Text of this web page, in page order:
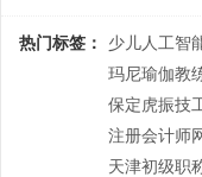
热门标签： 少儿人工智
玛尼瑜伽教
保定虎振技
注册会计师
天津初级职